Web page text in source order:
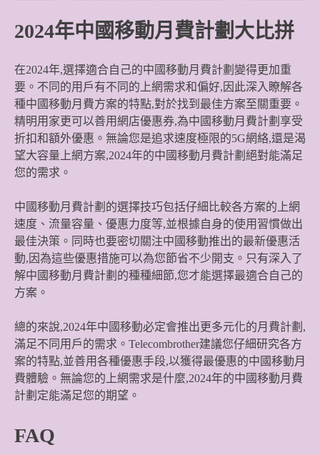
2024年中國移動月費計劃大比拼
在2024年,選擇適合自己的中國移動月費計劃變得更加重
要。不同的用戶有不同的上網需求和偏好,因此深入瞭解各
種中國移動月費方案的特點,對於找到最佳方案至關重要。
精明用家更可以善用網店優惠券,為中國移動月費計劃享受
折扣和額外優惠。無論您是追求速度極限的5G網絡,還是渴
望大容量上網方案,2024年的中國移動月費計劃絕對能滿足
您的需求。
中國移動月費計劃的選擇技巧包括仔細比較各方案的上網
速度、流量容量、優惠力度等,並根據自身的使用習慣做出
最佳決策。同時也要密切關注中國移動推出的最新優惠活
動,因為這些優惠措施可以為您節省不少開支。只有深入了
解中國移動月費計劃的種種細節,您才能選擇最適合自己的
方案。
總的來說,2024年中國移動必定會推出更多元化的月費計劃,
滿足不同用戶的需求。Telecombrother建議您仔細研究各方
案的特點,並善用各種優惠手段,以獲得最優惠的中國移動月
費體驗。無論您的上網需求是什麼,2024年的中國移動月費
計劃定能滿足您的期望。
FAQ